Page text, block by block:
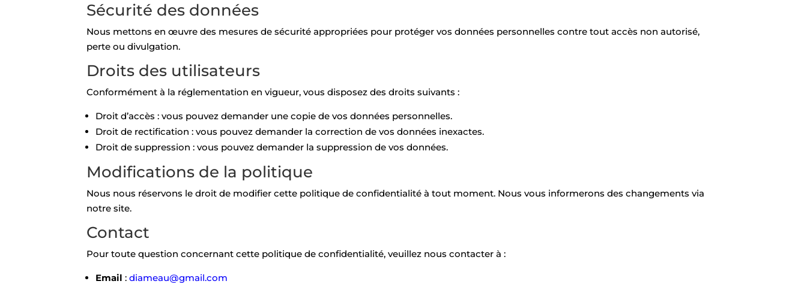
Sécurité des données
Nous mettons en œuvre des mesures de sécurité appropriées pour protéger vos données personnelles contre tout accès non autorisé,
perte ou divulgation.
Droits des utilisateurs
Conformément à la réglementation en vigueur, vous disposez des droits suivants :
Droit d’accès : vous pouvez demander une copie de vos données personnelles.
Droit de rectification : vous pouvez demander la correction de vos données inexactes.
Droit de suppression : vous pouvez demander la suppression de vos données.
Modifications de la politique
Nous nous réservons le droit de modifier cette politique de confidentialité à tout moment. Nous vous informerons des changements via
notre site.
Contact
Pour toute question concernant cette politique de confidentialité, veuillez nous contacter à :
Email :diameau@gmail.com